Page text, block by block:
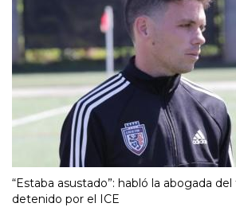
“Estaba asustado”: habló la abogada
detenido por el ICE